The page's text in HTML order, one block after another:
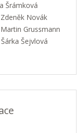
Šrámková
Novák
Grussmann
Šejvlová